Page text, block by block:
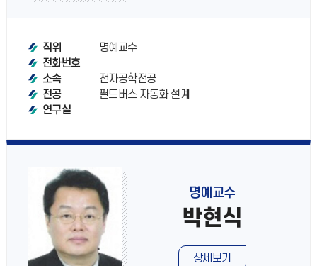
직위
명예교수
전화번호
소속
전자공학전공
전공
필드버스 자동화 설계
연구실
명예교수
박현식
상세보기